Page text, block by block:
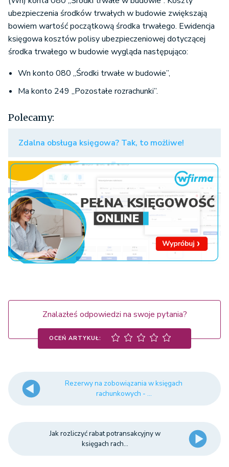
ubezpieczenia środków trwałych w budowie zwiększają
bowiem wartość początkową środka trwałego. Ewidencja
księgowa kosztów polisy ubezpieczeniowej dotyczącej
środka trwałego w budowie wygląda następująco:
Wn konto 080 „Środki trwałe w budowie”,
Ma konto 249 „Pozostałe rozrachunki”.
Polecamy:
Zdalna obsługa księgowa? Tak, to możliwe!
Znalazłeś odpowiedzi na swoje pytania?
OCEŃ ARTYKUŁ:
Rezerwy na zobowiązania w księgach
rachunkowych - ...
Jak rozliczyć rabat potransakcyjny w
księgach rach...